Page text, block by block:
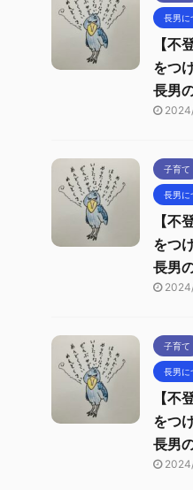
長男に
【
をつ
長男
子育て
長男に
【
をつ
長男
子育て
長男に
【
をつ
長男